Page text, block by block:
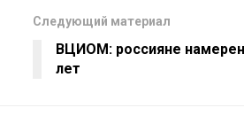
Следующий материал
ВЦИОМ: россияне
лет